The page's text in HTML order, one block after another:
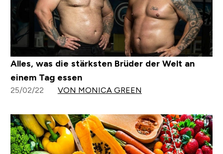
Alles, was die stärksten Brüder der Welt an
einem Tag essen
25/02/22 VON MONICA GREEN